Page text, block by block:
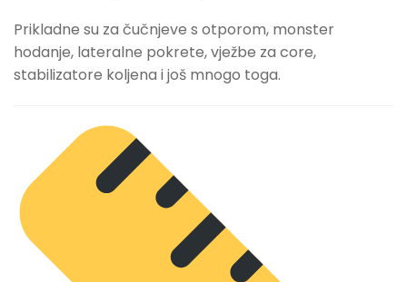
Prikladne su za čučnjeve s otporom, monster
hodanje, lateralne pokrete, vježbe za core,
stabilizatore koljena i još mnogo toga.